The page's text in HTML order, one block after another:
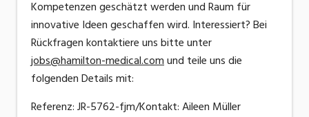
Kompetenzen geschätzt werden und Raum für
innovative Ideen geschaffen wird. Interessiert? Bei
Rückfragen kontaktiere uns bitte unter
jobs@hamilton-medical.comund teile uns die
folgenden Details mit:
Referenz: JR-5762-fjm/Kontakt: Aileen Müller